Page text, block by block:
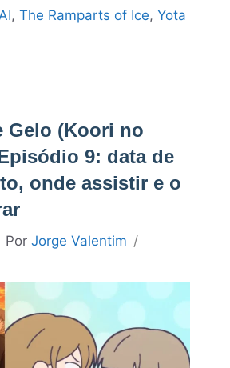
, The Ramparts of Ice, Yota
Gelo (Koori no
9: data de
onde assistir e o
Por Jorge Valentim